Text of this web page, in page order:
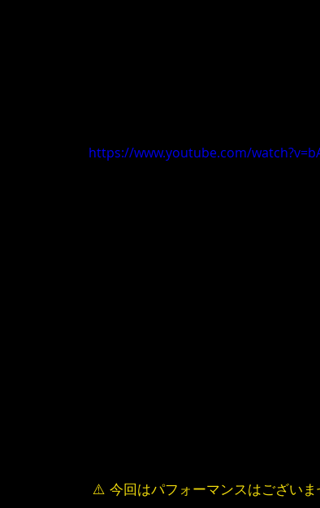
https://www.youtube.com/
⚠️ 今回はパフォーマンスはございま